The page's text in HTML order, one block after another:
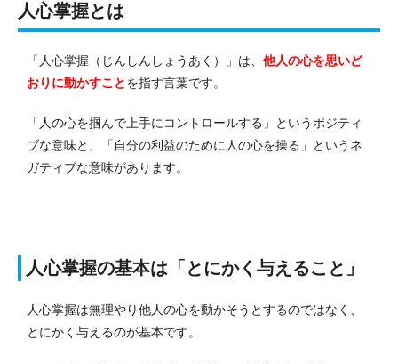
人心掌握とは
「人心掌握（じんしんしょうあく）」は、 他人の心を思いど
おりに動かすことを指す言葉です。
「人の心を掴んで上手にコントロールする」というポジティ
ブな意味と、「自分の利益のために人の心を操る」というネ
ガティブな意味があります。
人心掌握の基本は「とにかく与えること」
人心掌握は無理やり他人の心を動かそうとするのではなく、
とにかく与えるのが基本です。